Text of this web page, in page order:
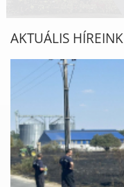
AKTUÁLIS HÍREINK